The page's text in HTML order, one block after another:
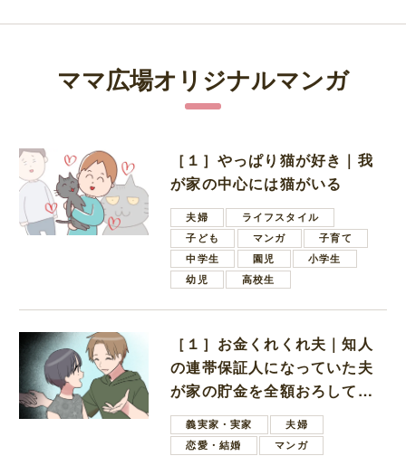
ママ広場オリジナルマンガ
［１］やっぱり猫が好き｜我
が家の中心には猫がいる
夫婦
ライフスタイル
子ども
マンガ
子育て
中学生
園児
小学生
幼児
高校生
［１］お金くれくれ夫｜知人
の連帯保証人になっていた夫
が家の貯金を全額おろしてほ
しいと言ってきた
義実家・実家
夫婦
恋愛・結婚
マンガ